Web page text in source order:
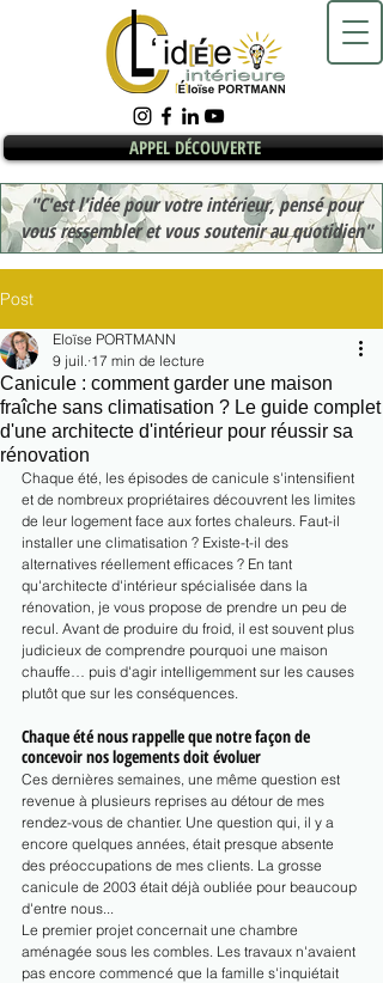
APPEL DÉCOUVERTE
"C'est l'idée pour votre intérieur, pensé pour
vous ressembler et vous soutenir au quotidien"
Post
Canicule : comment garder une maison
fraîche sans climatisation ? Le guide complet
d'une architecte d'intérieur pour réussir sa
rénovation
Eloïse PORTMANN
9 juil. 17 min de lecture
Chaque été, les épisodes de canicule s'intensifient
et de nombreux propriétaires découvrent les limites
de leur logement face aux fortes chaleurs. Faut-il
installer une climatisation ? Existe-t-il des
alternatives réellement efficaces ? En tant
qu'architecte d'intérieur spécialisée dans la
rénovation, je vous propose de prendre un peu de
recul. Avant de produire du froid, il est souvent plus
judicieux de comprendre pourquoi une maison
chauffe… puis d'agir intelligemment sur les causes
plutôt que sur les conséquences.
Chaque été nous rappelle que notre façon de
concevoir nos logements doit évoluer
Ces dernières semaines, une même question est
revenue à plusieurs reprises au détour de mes
rendez-vous de chantier. Une question qui, il y a
encore quelques années, était presque absente
des préoccupations de mes clients. La grosse
canicule de 2003 était déjà oubliée pour beaucoup
d'entre nous...
Le premier projet concernait une chambre
aménagée sous les combles. Les travaux n'avaient
pas encore commencé que la famille s'inquiétait